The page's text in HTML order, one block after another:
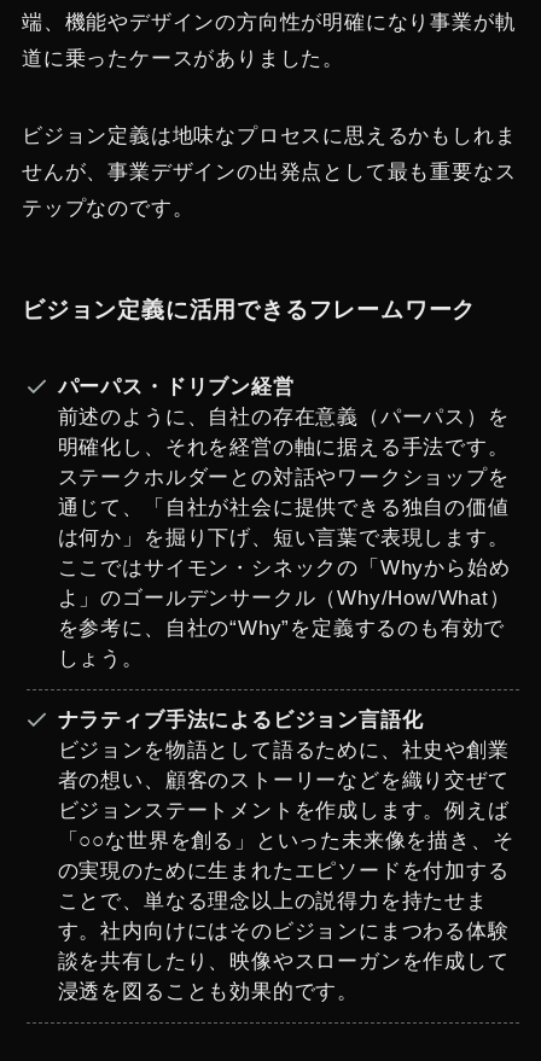
端、機能やデザインの方向性が明確になり事業が軌
道に乗ったケースがありました。
ビジョン定義は地味なプロセスに思えるかもしれま
せんが、事業デザインの出発点として最も重要なス
テップなのです。
ビジョン定義に活用できるフレームワーク
パーパス・ドリブン経営
前述のように、自社の存在意義（パーパス）を
明確化し、それを経営の軸に据える手法です。
ステークホルダーとの対話やワークショップを
通じて、「自社が社会に提供できる独自の価値
は何か」を掘り下げ、短い言葉で表現します。
ここではサイモン・シネックの「Whyから始め
よ」のゴールデンサークル（Why/How/What）
を参考に、自社の“Why”を定義するのも有効で
しょう。
ナラティブ手法によるビジョン言語化
ビジョンを物語として語るために、社史や創業
者の想い、顧客のストーリーなどを織り交ぜて
ビジョンステートメントを作成します。例えば
「○○な世界を創る」といった未来像を描き、そ
の実現のために生まれたエピソードを付加する
ことで、単なる理念以上の説得力を持たせま
す。社内向けにはそのビジョンにまつわる体験
談を共有したり、映像やスローガンを作成して
浸透を図ることも効果的です。